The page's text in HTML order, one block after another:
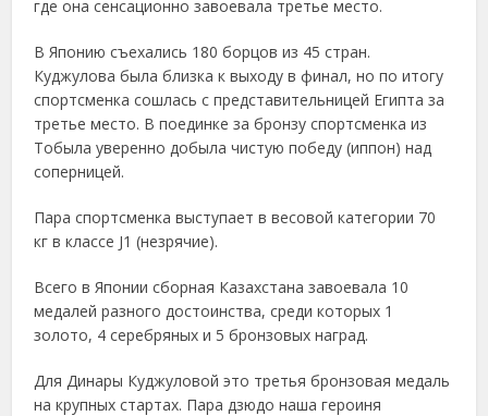
где она сенсационно завоевала третье место.
В Японию съехались 180 борцов из 45 стран.
Куджулова была близка к выходу в финал, но по итогу
спортсменка сошлась с представительницей Египта за
третье место. В поединке за бронзу спортсменка из
Тобыла уверенно добыла чистую победу (иппон) над
соперницей.
Пара спортсменка выступает в весовой категории 70
кг в классе J1 (незрячие).
Всего в Японии сборная Казахстана завоевала 10
медалей разного достоинства, среди которых 1
золото, 4 серебряных и 5 бронзовых наград.
Для Динары Куджуловой это третья бронзовая медаль
на крупных стартах. Пара дзюдо наша героиня